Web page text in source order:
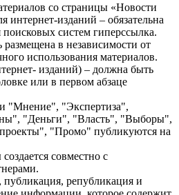
со страницы «Новости
интернет-изданий – обязательна
поисковых систем гиперссылка.
в независимости от
использования материалов.
изданий) – должна быть
или в первом абзаце
"Мнение", "Экспертиза",
"Деньги", "Власть", "Выборы",
"Промо" публикуются на
совместно с
републикация и